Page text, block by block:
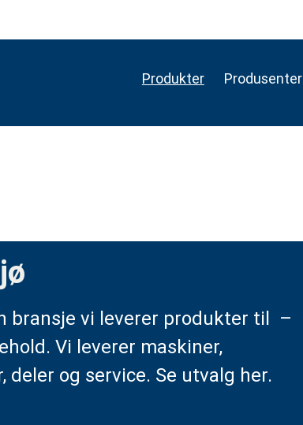
Produkter Produsenter
bransje vi leverer produkter til –
Vi leverer maskiner,
deler og service. Se utvalg her.